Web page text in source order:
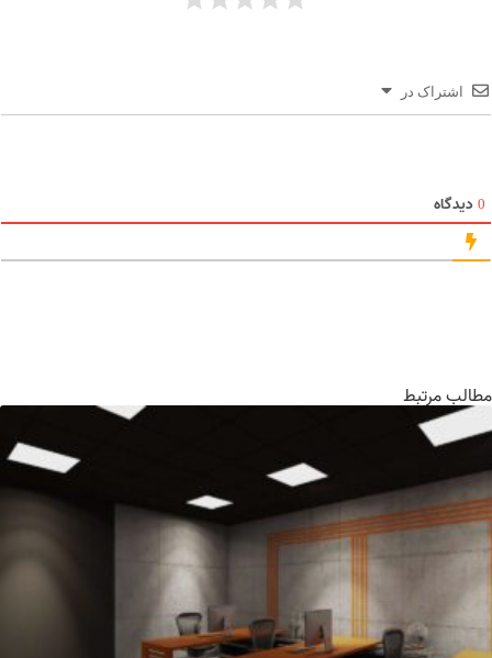
اشتراک در
دیدگاه
مرتبط